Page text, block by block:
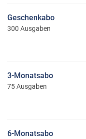
Geschenkabo
300 Ausgaben
3-Monatsabo
75 Ausgaben
6-Monatsabo